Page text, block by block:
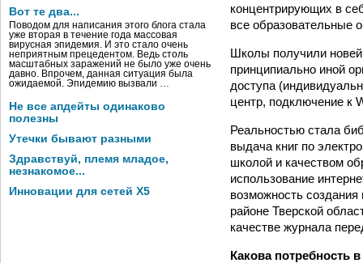
Вот те два...
Поводом для написания этого блога стала
уже вторая в течение года массовая
вирусная эпидемия. И это стало очень
неприятным прецедентом. Ведь столь
масштабных заражений не было уже очень
давно. Впрочем, данная ситуация была
ожидаемой. Эпидемию вызвали …
Не все апдейты одинаково
полезны
Утечки бывают разными
Здравствуй, племя младое,
незнакомое...
Инновации для сетей X5
концентрирующих в
все образовательные
Школы получили
принципиально иной
доступа
центр, подключение к
Реальностью стала
выдача книг по
школой и качеством
использование
возможность
районе Тверской
качестве журнала
Какова потребность